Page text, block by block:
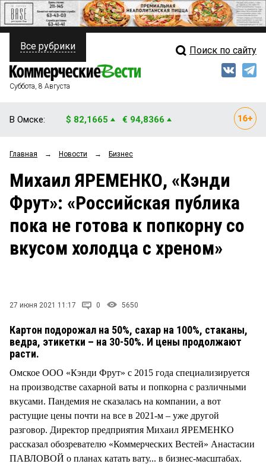
ПОЛИТИКА
ФИНАНСЫ
ОБЩЕСТВО
ЗАКОН
НОВОСТИ КОМПАНИЙ
Свежий выпуск
Рейтинги
Блоги
Архив
Все рубрики Поиск по сайту
Суббота, 8 Августа
В Омске: $ 82,1665 € 94,8366
Главная → Новости → Бизнес
Михаил ЯРЕМЕНКО, «Кэнди
Фрут»: «Российская публика
пока не готова к попкорну со
вкусом холодца с хреном»
27 июня 2021 11:17 0 5650
Картон подорожал на 50%, сахар на 100%, стаканы,
ведра, этикетки – на 30-50%. И цены продолжают
расти.
Омское ООО «Кэнди Фрут» с 2015 года специализируется
на производстве сахарной ваты и попкорна с различными
вкусами. Пандемия не сказалась на компании, а вот
растущие цены почти на все в 2021-м – уже другой
разговор. Директор предприятия Михаил ЯРЕМЕНКО
рассказал обозревателю «Коммерческих Вестей» Анастасии
ПАВЛОВОЙ о планах катать вату... в бизнес-масштабах.